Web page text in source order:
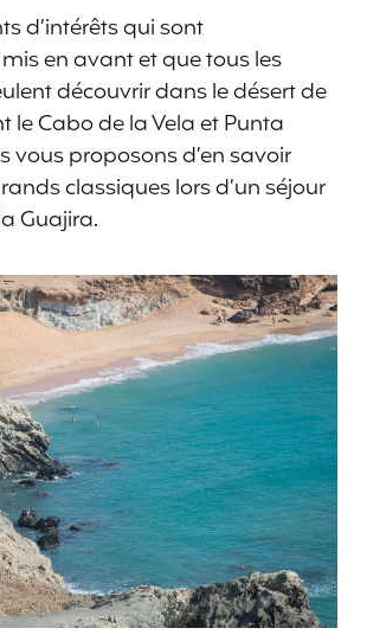
d’intérêts qui sont
en avant et que tous les
découvrir dans le désert de
le Cabo de la Vela et Punta
vous proposons d’en savoir
classiques lors d’un séjour
Guajira.